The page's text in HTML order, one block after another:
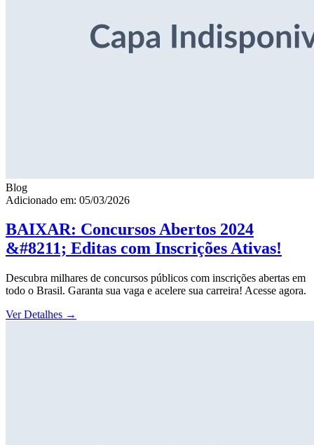
Blog
Adicionado em: 05/03/2026
BAIXAR: Concursos Abertos 2024
&#8211; Editas com Inscrições Ativas!
Descubra milhares de concursos públicos com inscrições abertas em
todo o Brasil. Garanta sua vaga e acelere sua carreira! Acesse agora.
Ver Detalhes →